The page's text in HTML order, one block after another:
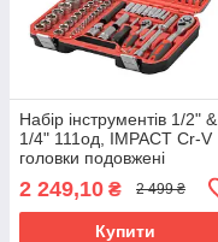
Набір інструментів 1/2" &
1/4" 111од, IMPACT Cr-V
головки подовжені
подовжувач 125мм
INTERTOOL ET-9111
2 249,10 ₴ 2 499 ₴
Купити